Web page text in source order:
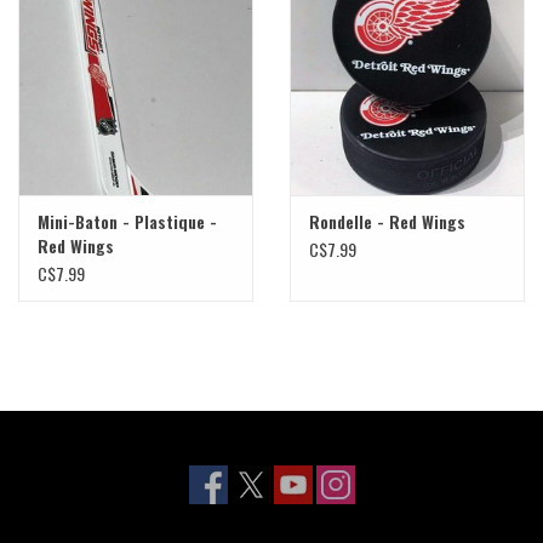
Liquidation
Mini-Baton - Plastique -
Red Wings
C$7.99
Rondelle - Red Wings
C$7.99